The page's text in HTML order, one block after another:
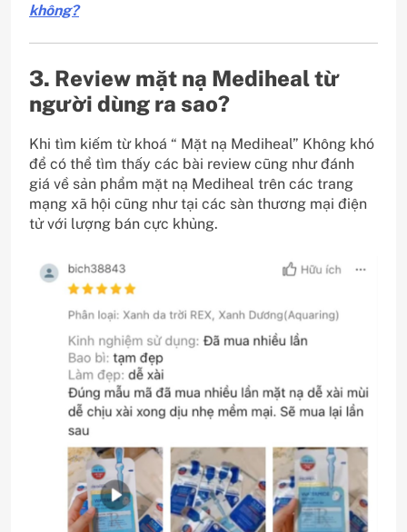
không?
3. Review mặt nạ Mediheal từ
người dùng ra sao?
Khi tìm kiếm từ khoá “ Mặt nạ Mediheal” Không khó
để có thể tìm thấy các bài review cũng như đánh
giá về sản phẩm mặt nạ Mediheal trên các trang
mạng xã hội cũng như tại các sàn thương mại điện
tử với lượng bán cực khủng.